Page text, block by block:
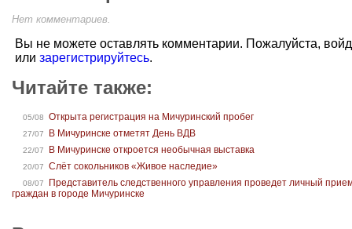
Нет комментариев.
Вы не можете оставлять комментарии. Пожалуйста,
или зарегистрируйтесь.
Читайте также:
05/08 Открыта регистрация на Мичуринский пробег
27/07 В Мичуринске отметят День ВДВ
22/07 В Мичуринске откроется необычная выставка
20/07 Слёт сокольников «Живое наследие»
08/07
Представитель следственного управления проведет личный
граждан в городе Мичуринске